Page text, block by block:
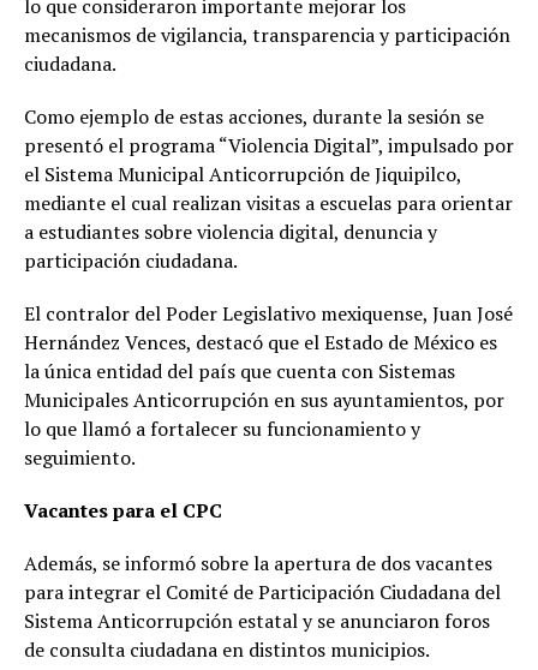
lo que consideraron importante mejorar los
mecanismos de vigilancia, transparencia y participación
ciudadana.
Como ejemplo de estas acciones, durante la sesión se
presentó el programa “Violencia Digital”, impulsado por
el Sistema Municipal Anticorrupción de Jiquipilco,
mediante el cual realizan visitas a escuelas para orientar
a estudiantes sobre violencia digital, denuncia y
participación ciudadana.
El contralor del Poder Legislativo mexiquense, Juan José
Hernández Vences, destacó que el Estado de México es
la única entidad del país que cuenta con Sistemas
Municipales Anticorrupción en sus ayuntamientos, por
lo que llamó a fortalecer su funcionamiento y
seguimiento.
Vacantes para el CPC
Además, se informó sobre la apertura de dos vacantes
para integrar el Comité de Participación Ciudadana del
Sistema Anticorrupción estatal y se anunciaron foros
de consulta ciudadana en distintos municipios.